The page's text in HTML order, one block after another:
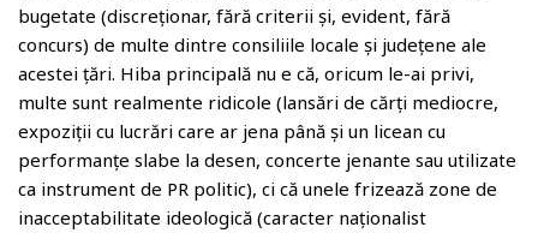
bugetate (discreționar, fără criterii și, evident, fără
concurs) de multe dintre consiliile locale și județene ale
acestei țări. Hiba principală nu e că, oricum le-ai privi,
multe sunt realmente ridicole (lansări de cărți mediocre,
expoziții cu lucrări care ar jena până și un licean cu
performanțe slabe la desen, concerte jenante sau utilizate
ca instrument de PR politic), ci că unele frizează zone de
inacceptabilitate ideologică (caracter naționalist